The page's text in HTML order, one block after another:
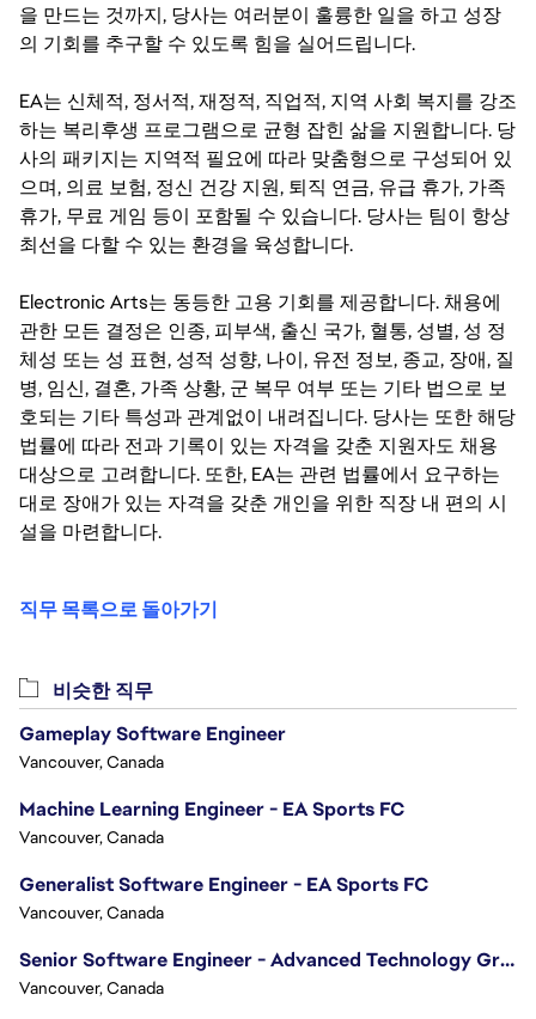
을 만드는 것까지, 당사는 여러분이 훌륭한 일을 하고 성장
의 기회를 추구할 수 있도록 힘을 실어드립니다.
EA는 신체적, 정서적, 재정적, 직업적, 지역 사회 복지를 강조
하는 복리후생 프로그램으로 균형 잡힌 삶을 지원합니다. 당
사의 패키지는 지역적 필요에 따라 맞춤형으로 구성되어 있
으며, 의료 보험, 정신 건강 지원, 퇴직 연금, 유급 휴가, 가족
휴가, 무료 게임 등이 포함될 수 있습니다. 당사는 팀이 항상
최선을 다할 수 있는 환경을 육성합니다.
Electronic Arts는 동등한 고용 기회를 제공합니다. 채용에
관한 모든 결정은 인종, 피부색, 출신 국가, 혈통, 성별, 성 정
체성 또는 성 표현, 성적 성향, 나이, 유전 정보, 종교, 장애, 질
병, 임신, 결혼, 가족 상황, 군 복무 여부 또는 기타 법으로 보
호되는 기타 특성과 관계없이 내려집니다. 당사는 또한 해당
법률에 따라 전과 기록이 있는 자격을 갖춘 지원자도 채용
대상으로 고려합니다. 또한, EA는 관련 법률에서 요구하는
대로 장애가 있는 자격을 갖춘 개인을 위한 직장 내 편의 시
설을 마련합니다.
직무 목록으로 돌아가기
비슷한 직무
Gameplay Software Engineer
Vancouver, Canada
Machine Learning Engineer - EA Sports FC
Vancouver, Canada
Generalist Software Engineer - EA Sports FC
Vancouver, Canada
Senior Software Engineer - Advanced Technology Group
Vancouver, Canada